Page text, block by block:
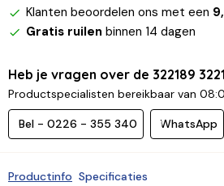
Klanten beoordelen ons met een
Gratis ruilen binnen 14 dagen
Heb je vragen over de 322189
Productspecialisten bereikbaar van
Bel - 0226 - 355 340 WhatsApp
Productinfo Specificaties